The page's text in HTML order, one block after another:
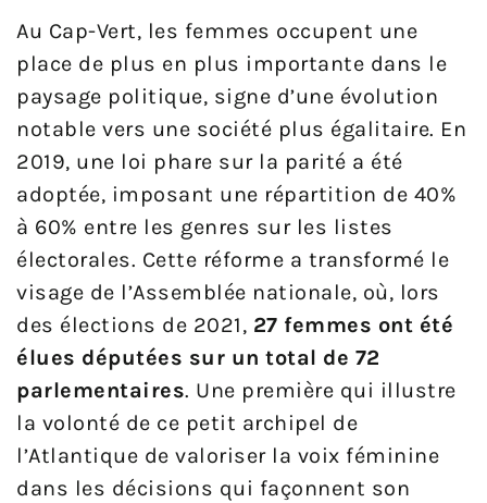
Au Cap-Vert, les femmes occupent une
place de plus en plus importante dans le
paysage politique, signe d’une évolution
notable vers une société plus égalitaire. En
2019, une loi phare sur la parité a été
adoptée, imposant une répartition de 40%
à 60% entre les genres sur les listes
électorales. Cette réforme a transformé le
visage de l’Assemblée nationale, où, lors
des élections de 2021, 27 femmes ont été
élues députées sur un total de 72
parlementaires. Une première qui illustre
la volonté de ce petit archipel de
l’Atlantique de valoriser la voix féminine
dans les décisions qui façonnent son